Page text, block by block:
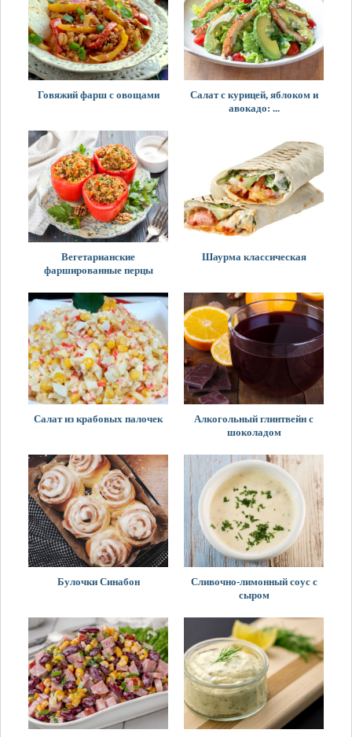
Говяжий фарш с овощами
Салат с курицей, яблоком и
авокадо: ...
Вегетарианские
фаршированные перцы
Шаурма классическая
Салат из крабовых палочек
Алкогольный глинтвейн с
шоколадом
Булочки Синабон
Сливочно-лимонный соус с
сыром